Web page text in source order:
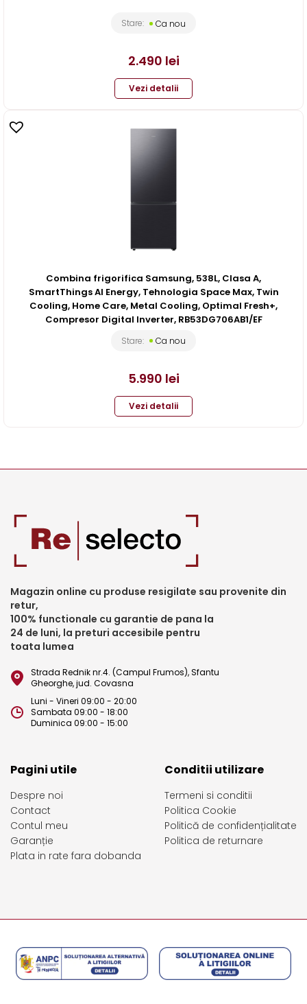
Stare: Ca nou
2.490 lei
Vezi detalii
Combina frigorifica Samsung, 538L, Clasa A,
SmartThings AI Energy, Tehnologia Space Max, Twin
Cooling, Home Care, Metal Cooling, Optimal Fresh+,
Compresor Digital Inverter, RB53DG706AB1/EF
Stare: Ca nou
5.990 lei
Vezi detalii
Magazin online cu produse resigilate sau provenite din
retur,
100% functionale cu garantie de pana la
24 de luni, la preturi accesibile pentru
toata lumea
Strada Rednik nr.4. (Campul Frumos), Sfantu
Gheorghe, jud. Covasna
Luni - Vineri 09:00 - 20:00
Sambata 09:00 - 18:00
Duminica 09:00 - 15:00
Pagini utile
Despre noi
Contact
Contul meu
Garanție
Plata in rate fara dobanda
Conditii utilizare
Termeni si conditii
Politica Cookie
Politică de confidențialitate
Politica de returnare